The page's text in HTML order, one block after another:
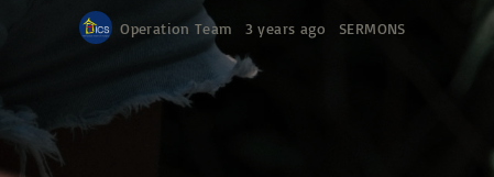
Operation Team 3 years ago SERMONS